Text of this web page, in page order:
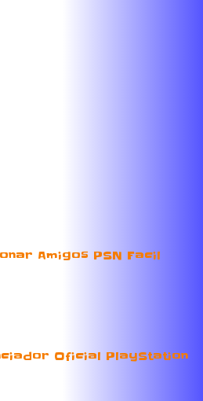
Amigos PSN Facil
Oficial PlayStation